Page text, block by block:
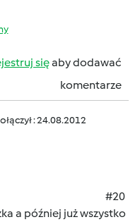
sięaby dodawać
komentarze
: 24.08.2012
#20
a później już wszystko